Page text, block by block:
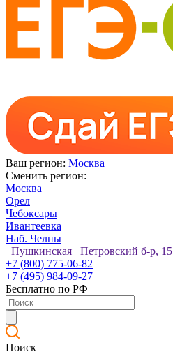
Ваш регион: Москва
Сменить регион:
Москва
Орел
Чебоксары
Ивантеевка
Наб. Челны
Пушкинская Петровский б-р, 15
+7 (800) 775-06-82
+7 (495) 984-09-27
Бесплатно по РФ
Поиск